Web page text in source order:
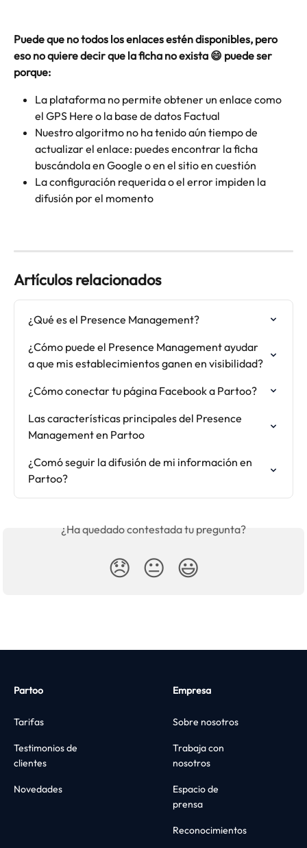
Puede que no todos los enlaces estén disponibles, pero
eso no quiere decir que la ficha no exista 😄 puede ser
porque:
La plataforma no permite obtener un enlace como
el GPS Here o la base de datos Factual
Nuestro algoritmo no ha tenido aún tiempo de
actualizar el enlace: puedes encontrar la ficha
buscándola en Google o en el sitio en cuestión
La configuración requerida o el error impiden la
difusión por el momento
Artículos relacionados
¿Qué es el Presence Management?
¿Cómo puede el Presence Management ayudar
a que mis establecimientos ganen en visibilidad?
¿Cómo conectar tu página Facebook a Partoo?
Las características principales del Presence
Management en Partoo
¿Comó seguir la difusión de mi información en
Partoo?
¿Ha quedado contestada tu pregunta?
😞 😐 😃
Partoo
Tarifas
Testimonios de
clientes
Novedades
Empresa
Sobre nosotros
Trabaja con
nosotros
Espacio de
prensa
Reconocimientos